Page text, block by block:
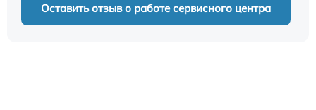
Оставить отзыв о работе сервисного центра